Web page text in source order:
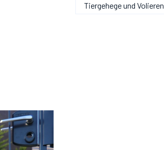
Tiergehege und Volieren